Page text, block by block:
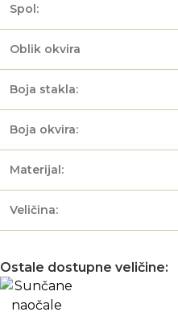
Spol:
Oblik okvira
Boja stakla:
Boja okvira:
Materijal:
Veličina:
Ostale dostupne veličine: